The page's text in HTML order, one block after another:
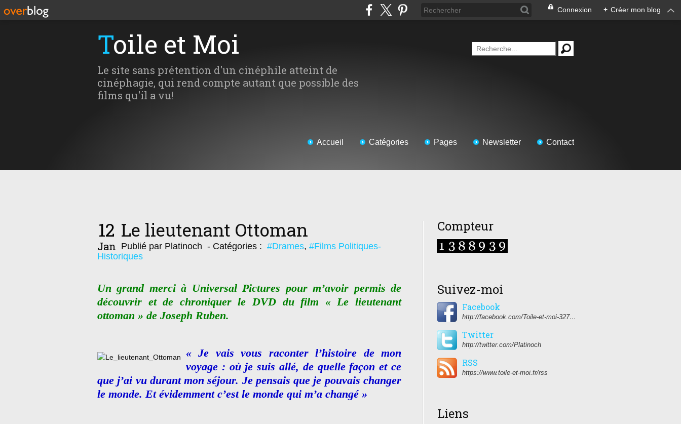
Connexion + Créer mon blog
Toile et Moi
Le site sans prétention d'un cinéphile atteint de
cinéphagie, qui rend compte autant que possible des
films qu'il a vu!
Accueil Catégories Pages Newsletter Contact
12
Jan
Le lieutenant Ottoman
Publié par Platinoch - Catégories : #Drames, #Films Politiques-
Historiques
Un grand merci à Universal Pictures pour m’avoir permis de
découvrir et de chroniquer le DVD du film « Le lieutenant
ottoman » de Joseph Ruben.
« Je vais vous raconter l’histoire de mon
voyage : où je suis allé, de quelle façon et ce
que j’ai vu durant mon séjour. Je pensais que je pouvais changer
le monde. Et évidemment c’est le monde qui m’a changé »
Compteur
Suivez-moi
Facebook
http://facebook.com/Toile-et-moi-327459350627274/
Twitter
http://twitter.com/Platinoch
RSS
https://www.toile-et-moi.fr/rss
Liens